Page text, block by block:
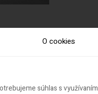
O cookies
súhlas s využívaním